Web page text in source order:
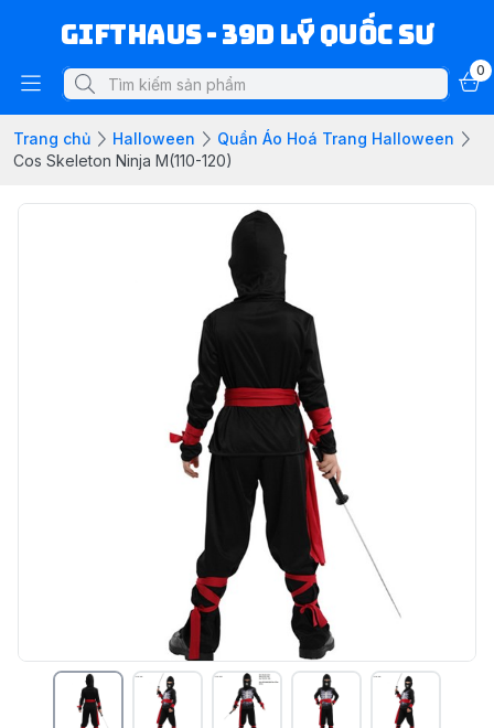
Gifthaus - 39D Lý Quốc Sư
0
Trang chủ Halloween
Quần Áo Hoá Trang Halloween
Cos Skeleton Ninja M(110-120)